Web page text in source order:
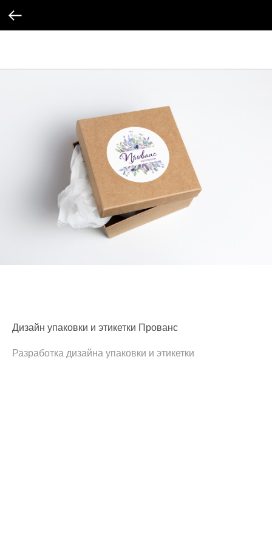
Дизайн упаковки и этикетки Прованс
Разработка дизайна упаковки и этикетки